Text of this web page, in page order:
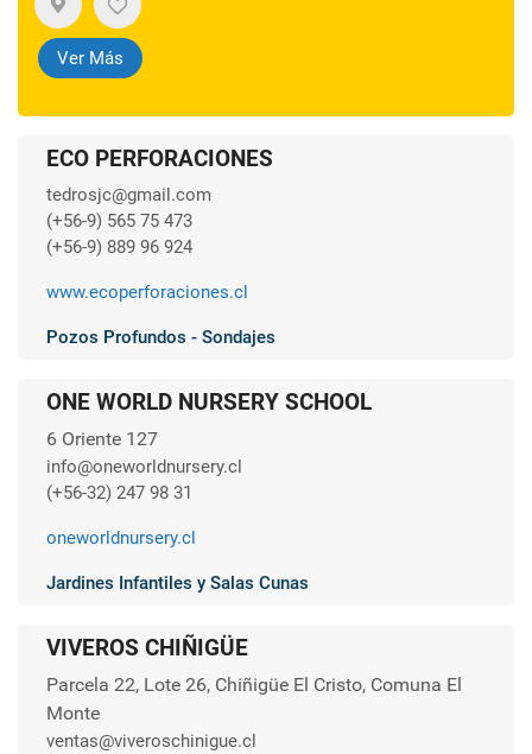
Ver Más
ECO PERFORACIONES
tedrosjc@gmail.com
(+56-9) 565 75 473
(+56-9) 889 96 924
www.ecoperforaciones.cl
Pozos Profundos - Sondajes
ONE WORLD NURSERY SCHOOL
6 Oriente 127
info@oneworldnursery.cl
(+56-32) 247 98 31
oneworldnursery.cl
Jardines Infantiles y Salas Cunas
VIVEROS CHIÑIGÜE
Parcela 22, Lote 26, Chiñigüe El Cristo, Comuna El
Monte
ventas@viveroschinigue.cl